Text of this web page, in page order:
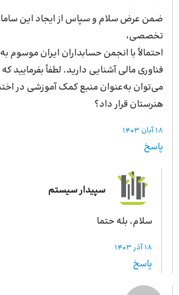
ضمن عرض سلام و سپاس از ایجاد این
تخصصی،
فناوری مالی آشنایی دارید. لطفاً بفرمایید
می‌توان به‌عنوان منبع کمک آموزشی در
هنرستان قرار داد؟
18 آبان 1403
پاسخ
سپیدار سیستم
سلام. بله حتما
18 آذر 1403
پاسخ